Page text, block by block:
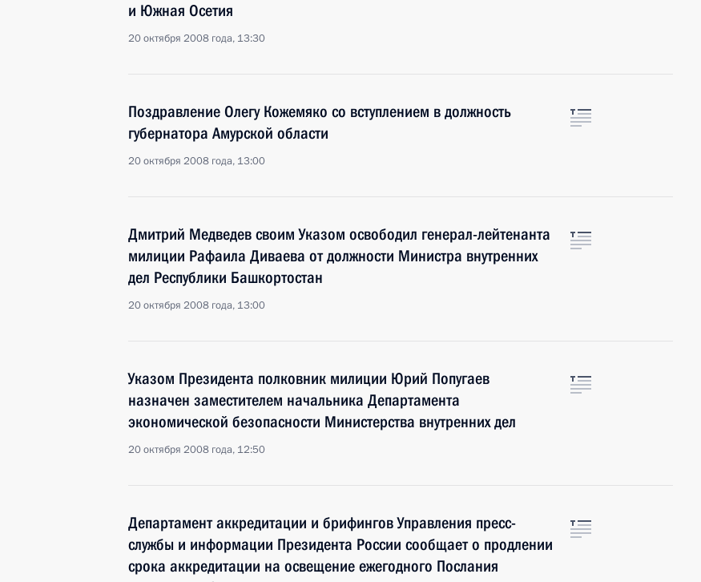
и Южная Осетия
20 октября 2008 года, 13:30
Поздравление Олегу Кожемяко со вступлением в должность
губернатора Амурской области
20 октября 2008 года, 13:00
Дмитрий Медведев своим Указом освободил генерал-лейтенанта
милиции Рафаила Диваева от должности Министра внутренних
дел Республики Башкортостан
20 октября 2008 года, 13:00
Указом Президента полковник милиции Юрий Попугаев
назначен заместителем начальника Департамента
экономической безопасности Министерства внутренних дел
20 октября 2008 года, 12:50
Департамент аккредитации и брифингов Управления пресс-
службы и информации Президента России сообщает о продлении
срока аккредитации на освещение ежегодного Послания